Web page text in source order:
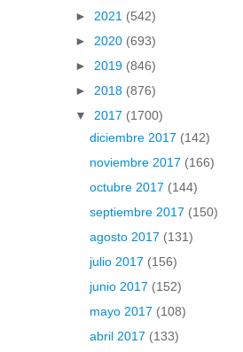
► 2021 (542)
► 2020 (693)
► 2019 (846)
► 2018 (876)
▼ 2017 (1700)
diciembre 2017 (142)
noviembre 2017 (166)
octubre 2017 (144)
septiembre 2017 (150)
agosto 2017 (131)
julio 2017 (156)
junio 2017 (152)
mayo 2017 (108)
abril 2017 (133)